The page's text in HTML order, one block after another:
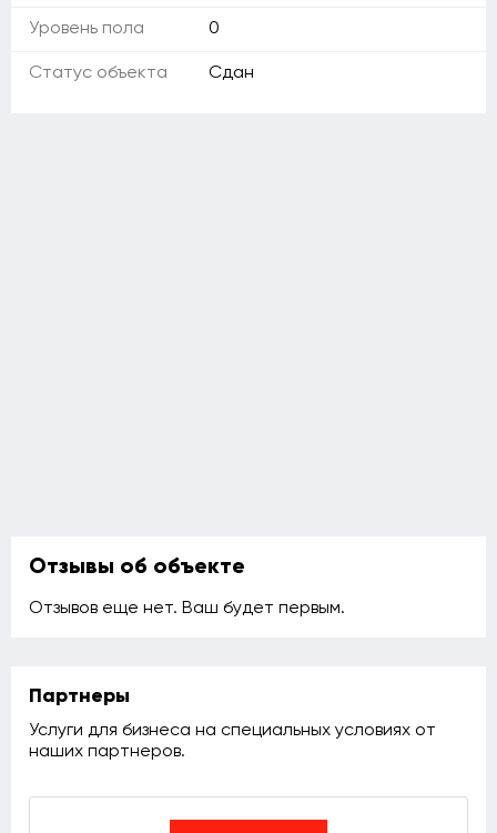
Уровень пола 0
Статус объекта Сдан
Отзывы об объекте
Отзывов еще нет. Ваш будет первым.
Партнеры
Услуги для бизнеса на специальных условиях от
наших партнеров.